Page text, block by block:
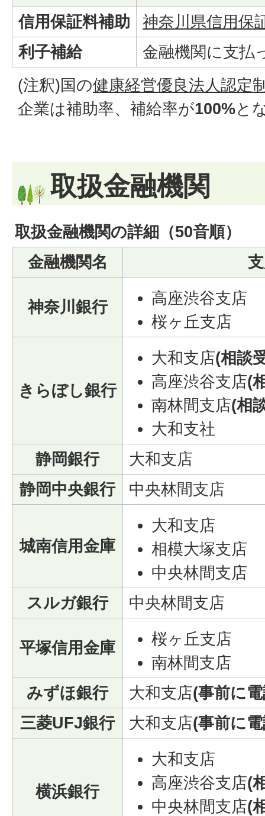
信用保証料補助
神奈川県信用保
利子補給
金融機関に支払
(注釈)国の健康経営優良法人認定
企業は補助率、補給率が100%と
取扱金融機関
取扱金融機関の詳細（50音順）
金融機関名
神奈川銀行
高座渋谷支店
桜ヶ丘支店
きらぼし銀行
大和支店(相談
高座渋谷支店(
南林間支店(相
大和支社
静岡銀行
大和支店
静岡中央銀行
中央林間支店
城南信用金庫
大和支店
相模大塚支店
中央林間支店
スルガ銀行
中央林間支店
平塚信用金庫
桜ヶ丘支店
南林間支店
みずほ銀行
大和支店(事前に
三菱UFJ銀行
大和支店(事前に
横浜銀行
大和支店
高座渋谷支店(
中央林間支店(